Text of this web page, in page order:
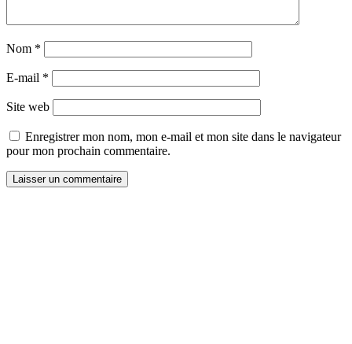
Nom *
E-mail *
Site web
Enregistrer mon nom, mon e-mail et mon site dans le navigateur
pour mon prochain commentaire.